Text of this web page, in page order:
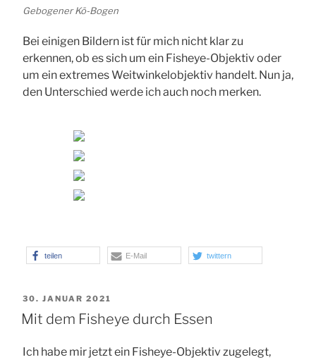
Gebogener Kö-Bogen
Bei einigen Bildern ist für mich nicht klar zu
erkennen, ob es sich um ein Fisheye-Objektiv oder
um ein extremes Weitwinkelobjektiv handelt. Nun ja,
den Unterschied werde ich auch noch merken.
teilen E-Mail twittern
VERÖFFENTLICHT
AM
30. JANUAR 2021
Mit dem Fisheye durch Essen
Ich habe mir jetzt ein Fisheye-Objektiv zugelegt,